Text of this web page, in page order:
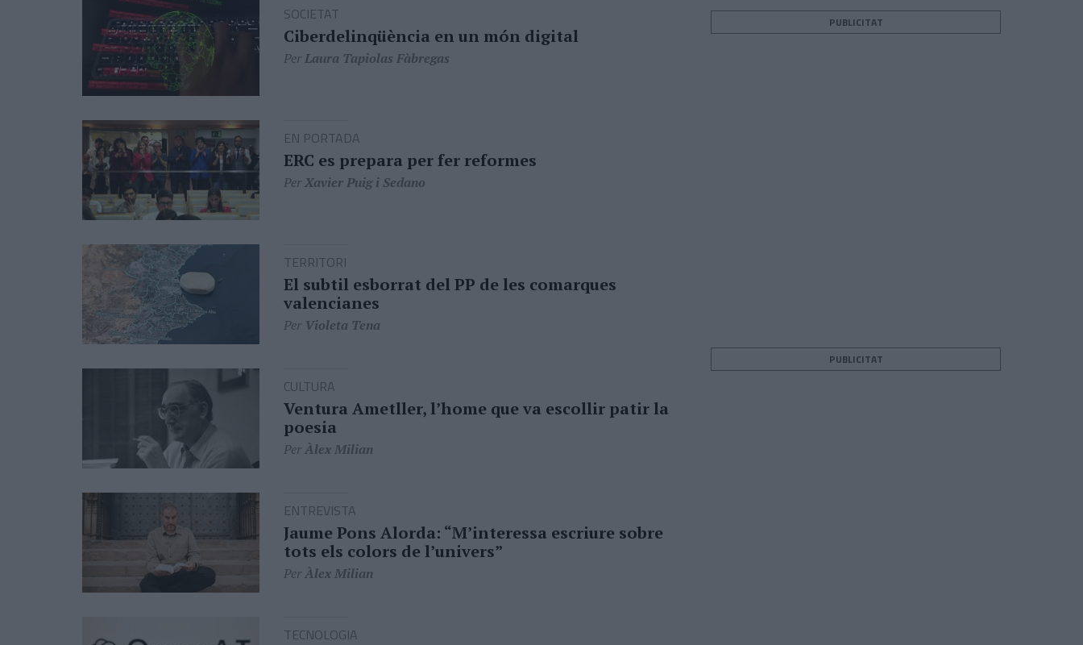
SOCIETAT
Ciberdelinqüència en un món digital
PerLaura Tapiolas Fàbregas
EN PORTADA
ERC es prepara per fer reformes
PerXavier Puig i Sedano
TERRITORI
El subtil esborrat del PP de les comarques
valencianes
Per Violeta Tena
CULTURA
Ventura Ametller, l’home que va escollir patir la
poesia
PerÀlex Milian
ENTREVISTA
Jaume Pons Alorda: “M’interessa escriure sobre
tots els colors de l’univers”
PerÀlex Milian
TECNOLOGIA
PUBLICITAT
PUBLICITAT